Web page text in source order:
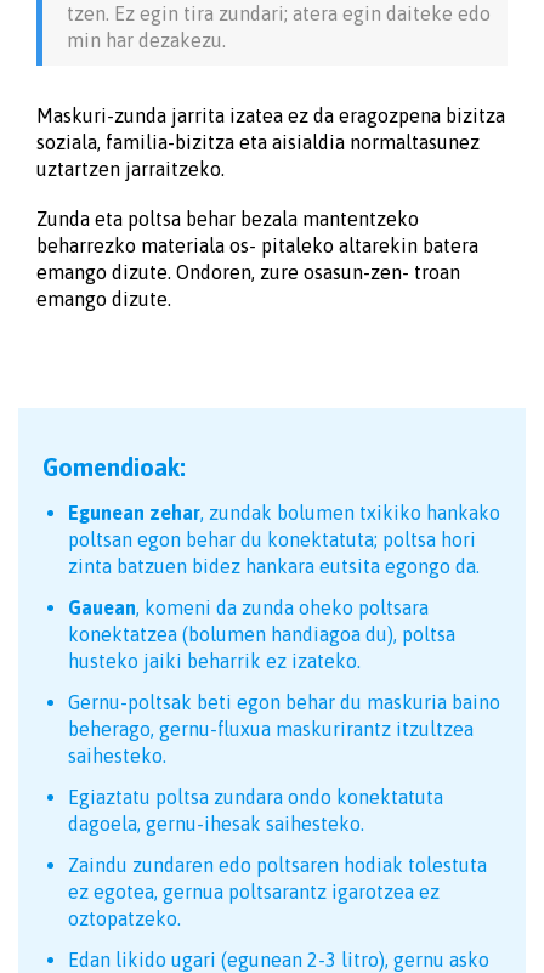
tzen. Ez egin tira zundari; atera egin daiteke edo
min har dezakezu.
Maskuri-zunda jarrita izatea ez da eragozpena bizitza
soziala, familia-bizitza eta aisialdia normaltasunez
uztartzen jarraitzeko.
Zunda eta poltsa behar bezala mantentzeko
beharrezko materiala os- pitaleko altarekin batera
emango dizute. Ondoren, zure osasun-zen- troan
emango dizute.
Gomendioak:
Egunean zehar, zundak bolumen txikiko hankako
poltsan egon behar du konektatuta; poltsa hori
zinta batzuen bidez hankara eutsita egongo da.
Gauean, komeni da zunda oheko poltsara
konektatzea (bolumen handiagoa du), poltsa
husteko jaiki beharrik ez izateko.
Gernu-poltsak beti egon behar du maskuria baino
beherago, gernu-fluxua maskurirantz itzultzea
saihesteko.
Egiaztatu poltsa zundara ondo konektatuta
dagoela, gernu-ihesak saihesteko.
Zaindu zundaren edo poltsaren hodiak tolestuta
ez egotea, gernua poltsarantz igarotzea ez
oztopatzeko.
Edan likido ugari (egunean 2-3 litro), gernu asko